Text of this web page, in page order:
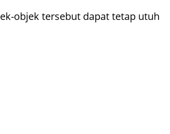
objek tersebut dapat tetap utuh